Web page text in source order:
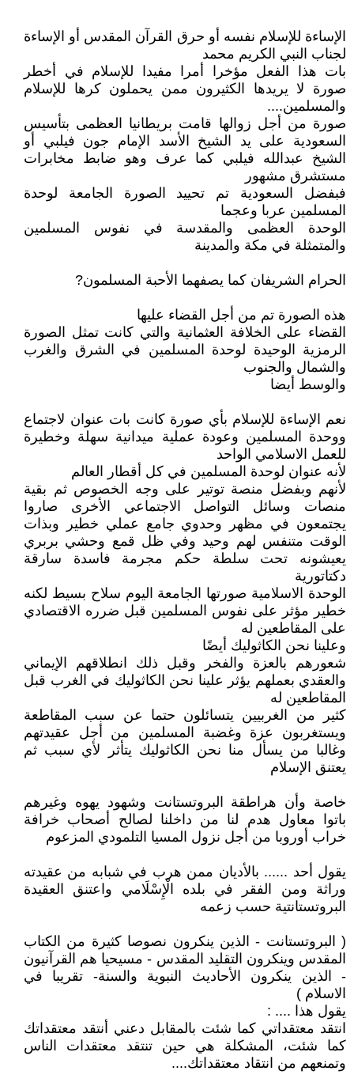
الإساءة للإسلام نفسه أو حرق القرآن المقدس أو الإساءة
لجناب النبي الكريم محمد
بات هذا الفعل مؤخرا أمرا مفيدا للإسلام في أخطر
صورة لا يريدها الكثيرون ممن يحملون كرها للإسلام
والمسلمين....
صورة من أجل زوالها قامت بريطانيا العظمى بتأسيس
السعودية على يد الشيخ الأسد الإمام جون فيلبي أو
الشيخ عبدالله فيلبي كما عرف وهو ضابط مخابرات
مستشرق مشهور
فبفضل السعودية تم تحييد الصورة الجامعة لوحدة
المسلمين عربا وعجما
الوحدة العظمى والمقدسة في نفوس المسلمين
والمتمثلة في مكة والمدينة
الحرام الشريفان كما يصفهما الأحبة المسلمون?
هذه الصورة تم من أجل القضاء عليها
القضاء على الخلافة العثمانية والتي كانت تمثل الصورة
الرمزية الوحيدة لوحدة المسلمين في الشرق والغرب
والشمال والجنوب
والوسط أيضا
نعم الإساءة للإسلام بأي صورة كانت بات عنوان لاجتماع
ووحدة المسلمين وعودة عملية ميدانية سهلة وخطيرة
للعمل الاسلامي الواحد
لأنه عنوان لوحدة المسلمين في كل أقطار العالم
لأنهم وبفضل منصة توتير على وجه الخصوص ثم بقية
منصات وسائل التواصل الاجتماعي الأخرى صاروا
يجتمعون في مظهر وحدوي جامع عملي خطير وبذات
الوقت متنفس لهم وحيد وفي ظل قمع وحشي بربري
يعيشونه تحت سلطة حكم مجرمة فاسدة سارقة
دكتاتورية
الوحدة الاسلامية صورتها الجامعة اليوم سلاح بسيط لكنه
خطير مؤثر على نفوس المسلمين قبل ضرره الاقتصادي
على المقاطعين له
وعلينا نحن الكاثوليك أيضًا
شعورهم بالعزة والفخر وقبل ذلك انطلاقهم الإيماني
والعقدي بعملهم يؤثر علينا نحن الكاثوليك في الغرب قبل
المقاطعين له
كثير من الغربيين يتسائلون حتما عن سبب المقاطعة
ويستغربون عزة وغضبة المسلمين من أجل عقيدتهم
وغالبا من يسأل منا نحن الكاثوليك يتأثر لأي سبب ثم
يعتنق الإسلام
خاصة وأن هراطقة البروتستانت وشهود يهوه وغيرهم
باتوا معاول هدم لنا من داخلنا لصالح أصحاب خرافة
خراب أوروبا من أجل نزول المسيا التلمودي المزعوم
يقول أحد ...... بالأديان ممن هرب في شبابه من عقيدته
وراثة ومن الفقر في بلده الْإِسْلَامي واعتنق العقيدة
البروتستانتية حسب زعمه
( البروتستانت - الذين ينكرون نصوصا كثيرة من الكتاب
المقدس وينكرون التقليد المقدس - مسيحيا هم القرآنيون
- الذين ينكرون الأحاديث النبوية والسنة- تقريبا في
الاسلام )
يقول هذا .... :
انتقد معتقداتي كما شئت بالمقابل دعني أنتقد معتقداتك
كما شئت، المشكلة هي حين تنتقد معتقدات الناس
وتمنعهم من انتقاد معتقداتك....